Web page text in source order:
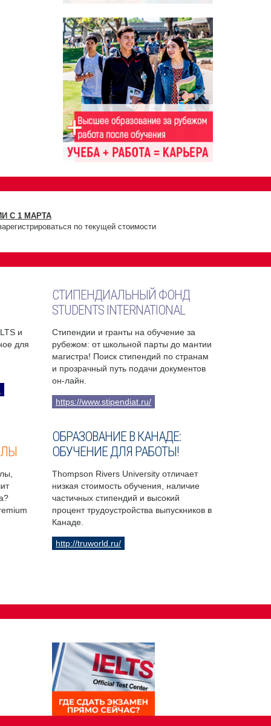
С 1 МАРТА
по текущей стоимости
и
для
СТИПЕНДИАЛЬНЫЙ ФОНД
STUDENTS INTERNATIONAL
Стипендии и гранты на обучение за
рубежом: от школьной парты до мантии
магистра! Поиск стипендий по странам
и прозрачный путь подачи документов
он-лайн.
https://www.stipendiat.ru/
ОБРАЗОВАНИЕ В КАНАДЕ:
ОБУЧЕНИЕ ДЛЯ РАБОТЫ!
Thompson Rivers University отличает
низкая стоимость обучения, наличие
частичных стипендий и высокий
процент трудоустройства выпускников в
Канаде.
http://truworld.ru/